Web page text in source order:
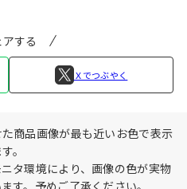
アする
Ｘでつぶやく
商品画像が最も近いお色で表示
。
タ環境により、画像の色が実物